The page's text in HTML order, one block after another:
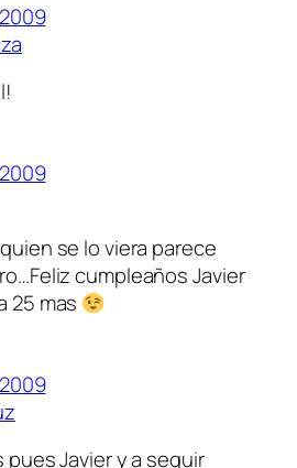
se lo viera parece
cumpleaños Javier
25 mas
pues Javier y a seguir